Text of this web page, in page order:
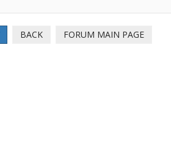
BACK FORUM MAIN PAGE